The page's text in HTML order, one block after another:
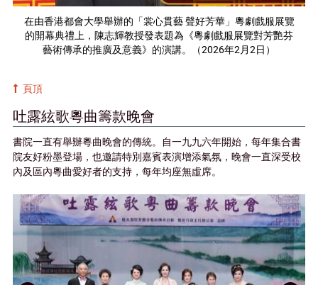
在由香港都會大學舉辦的「裳心貫藝 聲好芳華」粵劇戲服展覽
的開幕典禮上，陳志輝教授發表題為《粵劇戲服展覽對芳艷芬
藝術傳承的推廣及意義》的演講。（2026年2月2日）
頁頂
吐露絃歌粵曲籌款晚會
書院一直有舉辦粵曲晚會的傳統。自一九九六年開始，每年集合書
院友好粉墨登場，也邀請特別嘉賓表演增添氣氛，晚會一直深受校
內及區內粵曲愛好者的支持，每年均座無虛席。